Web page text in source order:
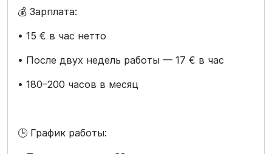
💰 Зарплата:
• 15 € в час нетто
• После двух недель работы — 17 € в час
• 180–200 часов в месяц
🕒 График работы: